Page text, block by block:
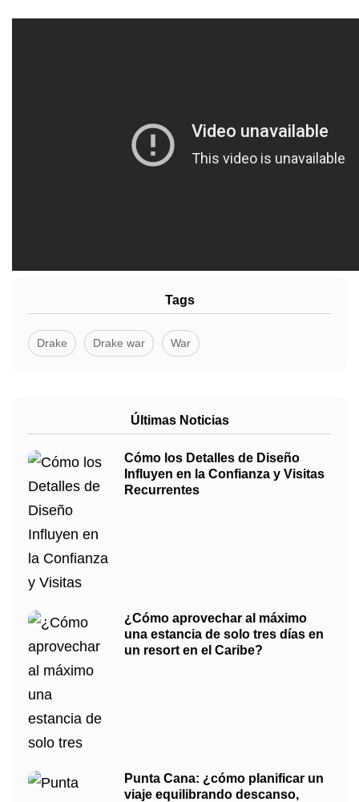
Tags
Drake Drake war War
Últimas Noticias
Cómo los Detalles de Diseño
Influyen en la Confianza y Visitas
Recurrentes
¿Cómo aprovechar al máximo
una estancia de solo tres días en
un resort en el Caribe?
Punta Cana: ¿cómo planificar un
viaje equilibrando descanso,